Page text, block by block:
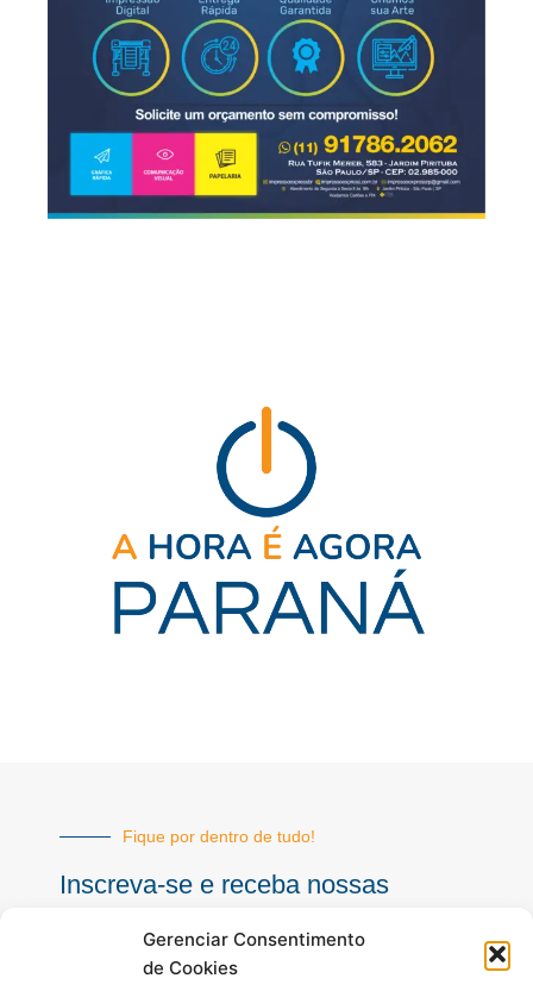
Gerenciar Consentimento
de Cookies
Fique por dentro de tudo!
Inscreva-se e receba nossas